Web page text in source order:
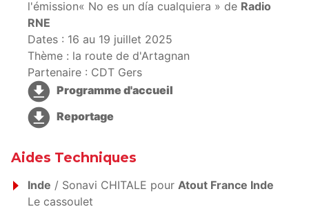
l'émission« No es un día cualquiera » de Radio
RNE
Dates : 16 au 19 juillet 2025
Thème : la route de d'Artagnan
Partenaire : CDT Gers
Programme d'accueil
Reportage
Aides Techniques
Inde / Sonavi CHITALE pour Atout France Inde
Le cassoulet